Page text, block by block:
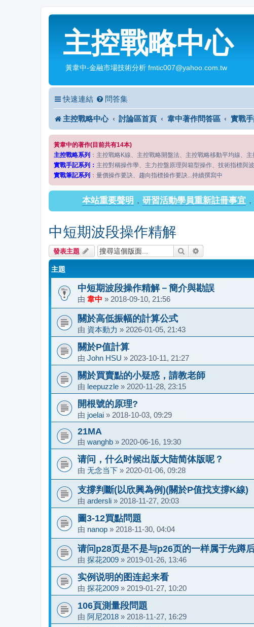
主控戰略中心
黃韋中-金融市場技術分析 fmtic007@yahoo.com.tw
快速連結 問答集
主控戰略中心 討論區首頁 韋中著作問答區 實戰
黃韋中的著作(目前共有14本)
主控戰略系列 ：主控戰略K線、主控戰略開盤法、主控戰略移動平均線、
實戰手記系列： 主控對稱操作學、主力控盤原理與箱型操作、技術指標與
實戰筆記系列 ：量價操作要訣、趨向指標操作要訣...持續撰寫中
本站重要聲明 ， 研習活動學員重新註冊事宜 ，
中短期波段操作精解
發表主題 搜尋
主題
中短期波段操作精解－簡介與勘誤
由 韋中 » 2018-09-10, 21:56
關於高低振幅的計算公式
由 資本動力 » 2026-01-05, 21:43
關於P值計算
由 John HSU » 2023-10-11, 21:27
關於買賣點的小疑惑，請教老師
由 leepuzzle » 2020-11-28, 23:15
開根號的原理?
由 joelai » 2018-10-03, 09:29
21MA
由 wanghb » 2020-06-16, 19:30
请问，什么时候出版大陆简体版呢？
由 无念当下 » 2020-01-06, 09:28
支撐判斷(以欣興為例)(關於P值找支撐K線)
由 ardersli » 2018-11-27, 20:03
圖3-12買點問題
由 nanop » 2018-11-30, 04:04
请问p28页是不是与p26页的一样属于先蹲
由 探花2009 » 2019-01-26, 13:46
实例说明的图连起来看
由 探花2009 » 2019-01-27, 10:20
106頁測量段問題
由 阿尼2018 » 2018-11-27, 16:29